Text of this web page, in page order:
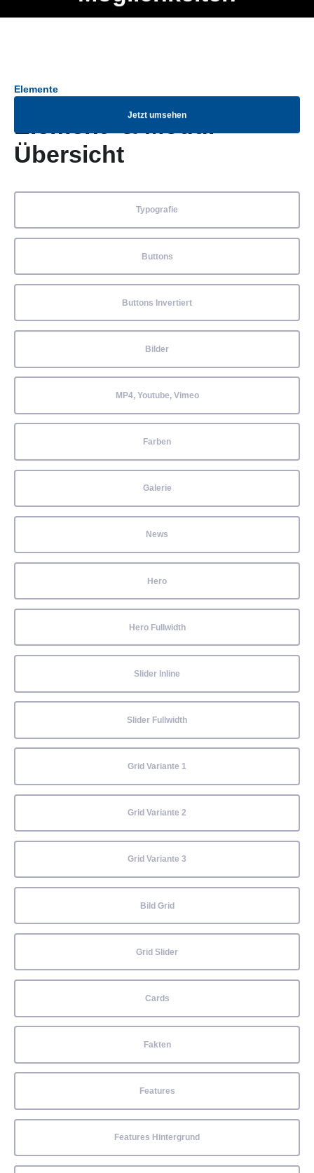
Jetzt umsehen
Elemente
Element- & Modul-
Übersicht
Typografie
Buttons
Buttons Invertiert
Bilder
MP4, Youtube, Vimeo
Farben
Galerie
News
Hero
Hero Fullwidth
Slider Inline
Slider Fullwidth
Grid Variante 1
Grid Variante 2
Grid Variante 3
Bild Grid
Grid Slider
Cards
Fakten
Features
Features Hintergrund